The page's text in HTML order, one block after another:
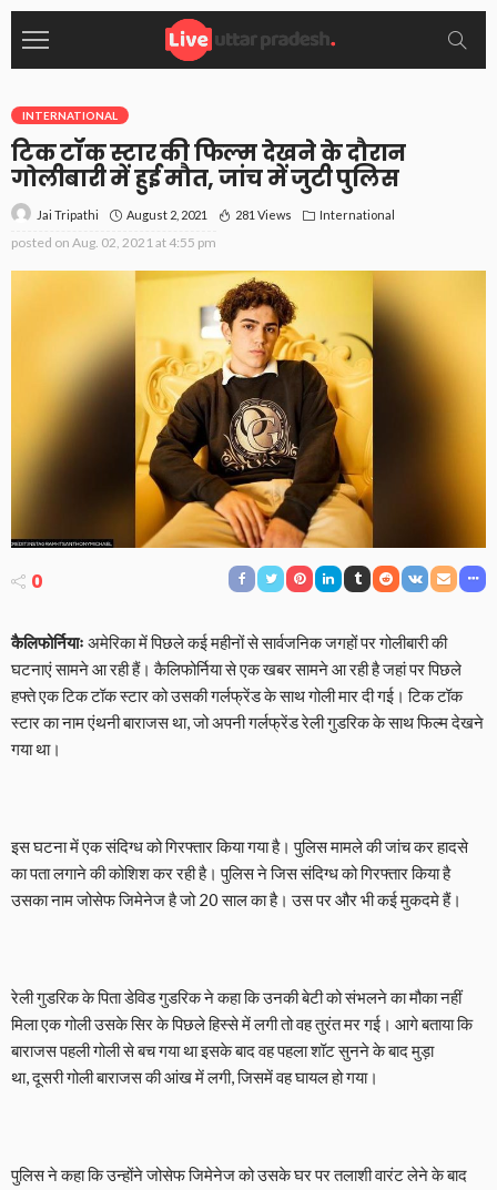
INTERNATIONAL
टिक टॉक स्टार की फिल्म देखने के दौरान
गोलीबारी में हुई मौत, जांच में जुटी पुलिस
Jai Tripathi August 2, 2021 281 Views International
posted on Aug. 02, 2021 at 4:55 pm
0
कैलिफोर्नियाः अमेरिका में पिछले कई महीनों से सार्वजनिक जगहों पर गोलीबारी की
घटनाएं सामने आ रही हैं। कैलिफोर्निया से एक खबर सामने आ रही है जहां पर पिछले
हफ्ते एक टिक टॉक स्टार को उसकी गर्लफ्रेंड के साथ गोली मार दी गई। टिक टॉक
स्टार का नाम एंथनी बाराजस था, जो अपनी गर्लफ्रेंड रेली गुडरिक के साथ फिल्म देखने
गया था।
इस घटना में एक संदिग्ध को गिरफ्तार किया गया है। पुलिस मामले की जांच कर हादसे
का पता लगाने की कोशिश कर रही है। पुलिस ने जिस संदिग्ध को गिरफ्तार किया है
उसका नाम जोसेफ जिमेनेज है जो 20 साल का है। उस पर और भी कई मुकदमे हैं।
रेली गुडरिक के पिता डेविड गुडरिक ने कहा कि उनकी बेटी को संभलने का मौका नहीं
मिला एक गोली उसके सिर के पिछले हिस्से में लगी तो वह तुरंत मर गई। आगे बताया कि
बाराजस पहली गोली से बच गया था इसके बाद वह पहला शॉट सुनने के बाद मुड़ा
था, दूसरी गोली बाराजस की आंख में लगी, जिसमें वह घायल हो गया।
पुलिस ने कहा कि उन्होंने जोसेफ जिमेनेज को उसके घर पर तलाशी वारंट लेने के बाद